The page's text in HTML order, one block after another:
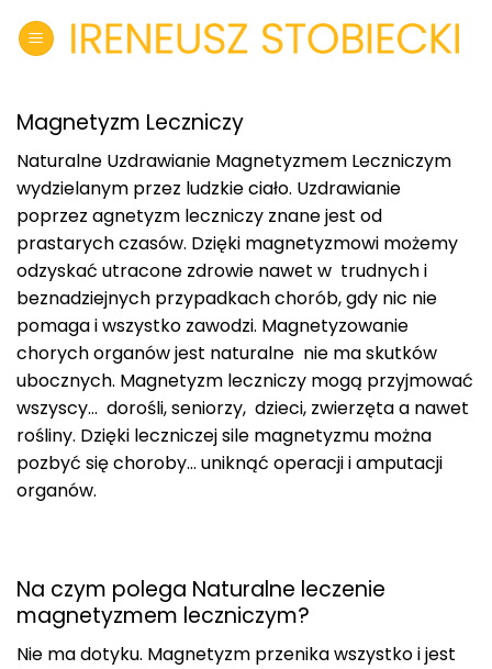
Magnetyzm Leczniczy
Naturalne Uzdrawianie Magnetyzmem Leczniczym
wydzielanym przez ludzkie ciało. Uzdrawianie
poprzez agnetyzm leczniczy znane jest od
prastarych czasów. Dzięki magnetyzmowi możemy
odzyskać utracone zdrowie nawet w trudnych i
beznadziejnych przypadkach chorób, gdy nic nie
pomaga i wszystko zawodzi. Magnetyzowanie
chorych organów jest naturalne nie ma skutków
ubocznych. Magnetyzm leczniczy mogą przyjmować
wszyscy… dorośli, seniorzy, dzieci, zwierzęta a nawet
rośliny. Dzięki leczniczej sile magnetyzmu można
pozbyć się choroby… uniknąć operacji i amputacji
organów.
Na czym polega Naturalne leczenie
magnetyzmem leczniczym?
Nie ma dotyku. Magnetyzm przenika wszystko i jest